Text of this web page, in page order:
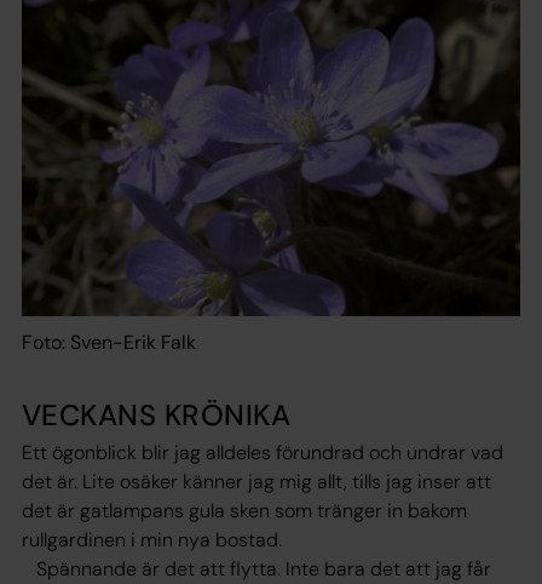
Foto: Sven-Erik Falk
VECKANS KRÖNIKA
Ett ögonblick blir jag alldeles förundrad och undrar vad
det är. Lite osäker känner jag mig allt, tills jag inser att
det är gatlampans gula sken som tränger in bakom
rullgardinen i min nya bostad.
Spännande är det att flytta. Inte bara det att jag får